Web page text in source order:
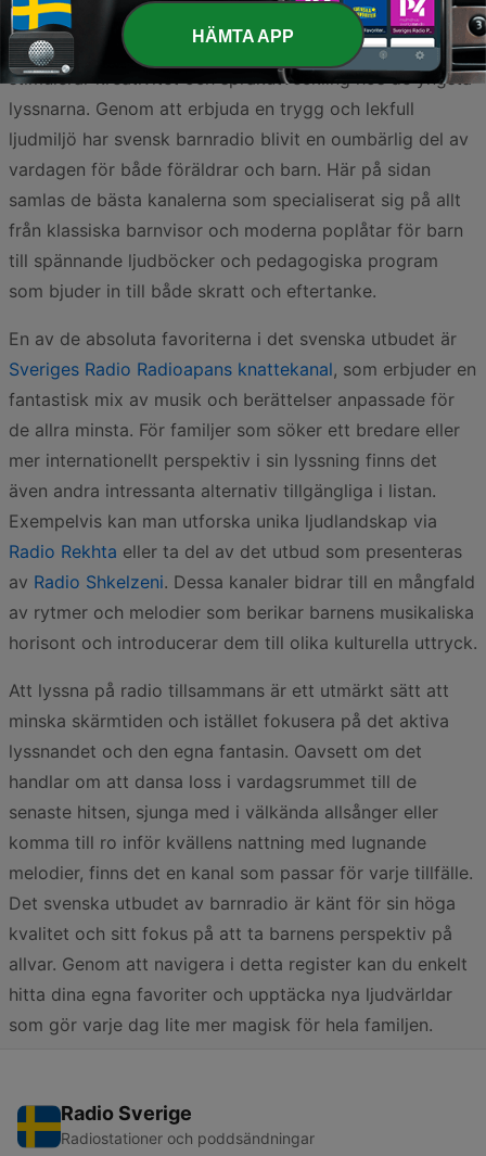
Barnmusik spelar en central roll i uppväxten för många i
Sverige, då den inte bara underhåller utan också
stimulerar kreativitet och språkutveckling hos de yngsta
lyssnarna. Genom att erbjuda en trygg och lekfull
ljudmiljö har svensk barnradio blivit en oumbärlig del av
vardagen för både föräldrar och barn. Här på sidan
samlas de bästa kanalerna som specialiserat sig på allt
från klassiska barnvisor och moderna poplåtar för barn
till spännande ljudböcker och pedagogiska program
som bjuder in till både skratt och eftertanke.
En av de absoluta favoriterna i det svenska utbudet är
Sveriges Radio Radioapans knattekanal, som erbjuder en
fantastisk mix av musik och berättelser anpassade för
de allra minsta. För familjer som söker ett bredare eller
mer internationellt perspektiv i sin lyssning finns det
även andra intressanta alternativ tillgängliga i listan.
Exempelvis kan man utforska unika ljudlandskap via
Radio Rekhta eller ta del av det utbud som presenteras
av Radio Shkelzeni. Dessa kanaler bidrar till en mångfald
av rytmer och melodier som berikar barnens musikaliska
horisont och introducerar dem till olika kulturella uttryck.
Att lyssna på radio tillsammans är ett utmärkt sätt att
minska skärmtiden och istället fokusera på det aktiva
lyssnandet och den egna fantasin. Oavsett om det
handlar om att dansa loss i vardagsrummet till de
senaste hitsen, sjunga med i välkända allsånger eller
komma till ro inför kvällens nattning med lugnande
melodier, finns det en kanal som passar för varje tillfälle.
Det svenska utbudet av barnradio är känt för sin höga
kvalitet och sitt fokus på att ta barnens perspektiv på
allvar. Genom att navigera i detta register kan du enkelt
hitta dina egna favoriter och upptäcka nya ljudvärldar
som gör varje dag lite mer magisk för hela familjen.
Radio Sverige
Radiostationer och poddsändningar
HÄMTA APP